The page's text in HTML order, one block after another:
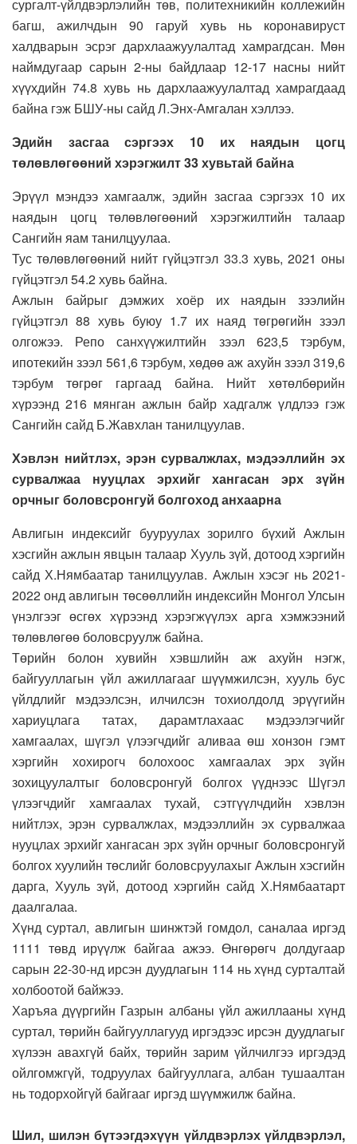
сургалт-үйлдвэрлэлийн төв, политехникийн коллежийн
багш, ажилчдын 90 гаруй хувь нь коронавируст
халдварын эсрэг дархлаажуулалтад хамрагдсан. Мөн
наймдугаар сарын 2-ны байдлаар 12-17 насны нийт
хүүхдийн 74.8 хувь нь дархлаажуулалтад хамрагдаад
байна гэж БШУ-ны сайд Л.Энх-Амгалан хэллээ.
Эдийн засгаа сэргээх 10 их наядын цогц
төлөвлөгөөний хэрэгжилт 33 хувьтай байна
Эрүүл мэндээ хамгаалж, эдийн засгаа сэргээх 10 их
наядын цогц төлөвлөгөөний хэрэгжилтийн талаар
Сангийн яам танилцуулаа.
Тус төлөвлөгөөний нийт гүйцэтгэл 33.3 хувь, 2021 оны
гүйцэтгэл 54.2 хувь байна.
Ажлын байрыг дэмжих хоёр их наядын зээлийн
гүйцэтгэл 88 хувь буюу 1.7 их наяд төгрөгийн зээл
олгожээ. Репо санхүүжилтийн зээл 623,5 тэрбум,
ипотекийн зээл 561,6 тэрбум, хөдөө аж ахуйн зээл 319,6
тэрбум төгрөг гаргаад байна. Нийт хөтөлбөрийн
хүрээнд 216 мянган ажлын байр хадгалж үлдлээ гэж
Сангийн сайд Б.Жавхлан танилцуулав.
Хэвлэн нийтлэх, эрэн сурвалжлах, мэдээллийн эх
сурвалжаа нууцлах эрхийг хангасан эрх зүйн
орчныг боловсронгуй болгоход анхаарна
Авлигын индексийг бууруулах зорилго бүхий Ажлын
хэсгийн ажлын явцын талаар Хууль зүй, дотоод хэргийн
сайд Х.Нямбаатар танилцуулав. Ажлын хэсэг нь 2021-
2022 онд авлигын төсөөллийн индексийн Монгол Улсын
үнэлгээг өсгөх хүрээнд хэрэгжүүлэх арга хэмжээний
төлөвлөгөө боловсруулж байна.
Төрийн болон хувийн хэвшлийн аж ахуйн нэгж,
байгууллагын үйл ажиллагааг шүүмжилсэн, хууль бус
үйлдлийг мэдээлсэн, илчилсэн тохиолдолд эрүүгийн
хариуцлага татах, дарамтлахаас мэдээлэгчийг
хамгаалах, шүгэл үлээгчдийг аливаа өш хонзон гэмт
хэргийн хохирогч болохоос хамгаалах эрх зүйн
зохицуулалтыг боловсронгуй болгох үүднээс Шүгэл
үлээгчдийг хамгаалах тухай, сэтгүүлчдийн хэвлэн
нийтлэх, эрэн сурвалжлах, мэдээллийн эх сурвалжаа
нууцлах эрхийг хангасан эрх зүйн орчныг боловсронгуй
болгох хуулийн төслийг боловсруулахыг Ажлын хэсгийн
дарга, Хууль зүй, дотоод хэргийн сайд Х.Нямбаатарт
даалгалаа.
Хүнд суртал, авлигын шинжтэй гомдол, саналаа иргэд
1111 төвд ирүүлж байгаа ажээ. Өнгөрөгч долдугаар
сарын 22-30-нд ирсэн дуудлагын 114 нь хүнд сурталтай
холбоотой байжээ.
Харъяа дүүргийн Газрын албаны үйл ажиллааны хүнд
суртал, төрийн байгууллагууд иргэдээс ирсэн дуудлагыг
хүлээн авахгүй байх, төрийн зарим үйлчилгээ иргэдэд
ойлгомжгүй, тодруулах байгууллага, албан тушаалтан
нь тодорхойгүй байгааг иргэд шүүмжилж байна.
Шил, шилэн бүтээгдэхүүн үйлдвэрлэх үйлдвэрлэл,